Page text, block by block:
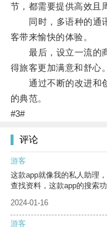
节，都需要提供高效且
同时，多语种的通讯
客带来愉快的体验。
最后，设立一流的商
得旅客更加满意和舒心。
通过不断的改进和创
的典范。
#3#
评论
游客
这款app就像我的私人助理
查找资料，这款app的搜索
2024-01-16
游客